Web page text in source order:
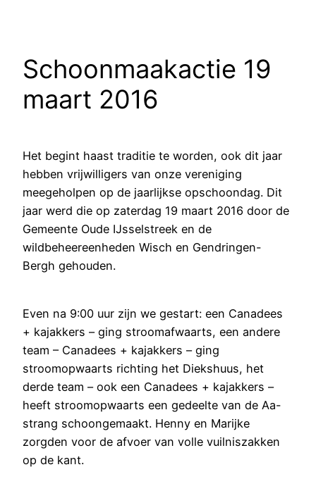
Schoonmaakactie 19
maart 2016
Het begint haast traditie te worden, ook dit jaar
hebben vrijwilligers van onze vereniging
meegeholpen op de jaarlijkse opschoondag. Dit
jaar werd die op zaterdag 19 maart 2016 door de
Gemeente Oude IJsselstreek en de
wildbeheereenheden Wisch en Gendringen-
Bergh gehouden.
Even na 9:00 uur zijn we gestart: een Canadees
+ kajakkers – ging stroomafwaarts, een andere
team – Canadees + kajakkers – ging
stroomopwaarts richting het Diekshuus, het
derde team – ook een Canadees + kajakkers –
heeft stroomopwaarts een gedeelte van de Aa-
strang schoongemaakt. Henny en Marijke
zorgden voor de afvoer van volle vuilniszakken
op de kant.